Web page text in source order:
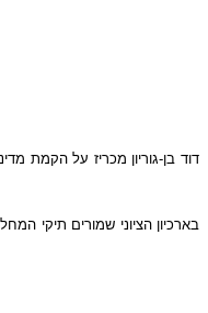
בארכיון הציוני שמורים תיקי